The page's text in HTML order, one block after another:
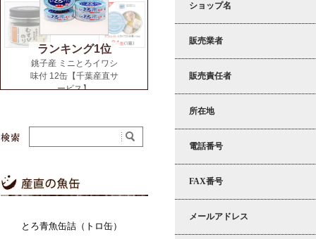
ショップ名
販売業者
販売責任者
所在地
電話番号
FAX番号
メールアドレス
とろ青魚缶詰（トロ缶）